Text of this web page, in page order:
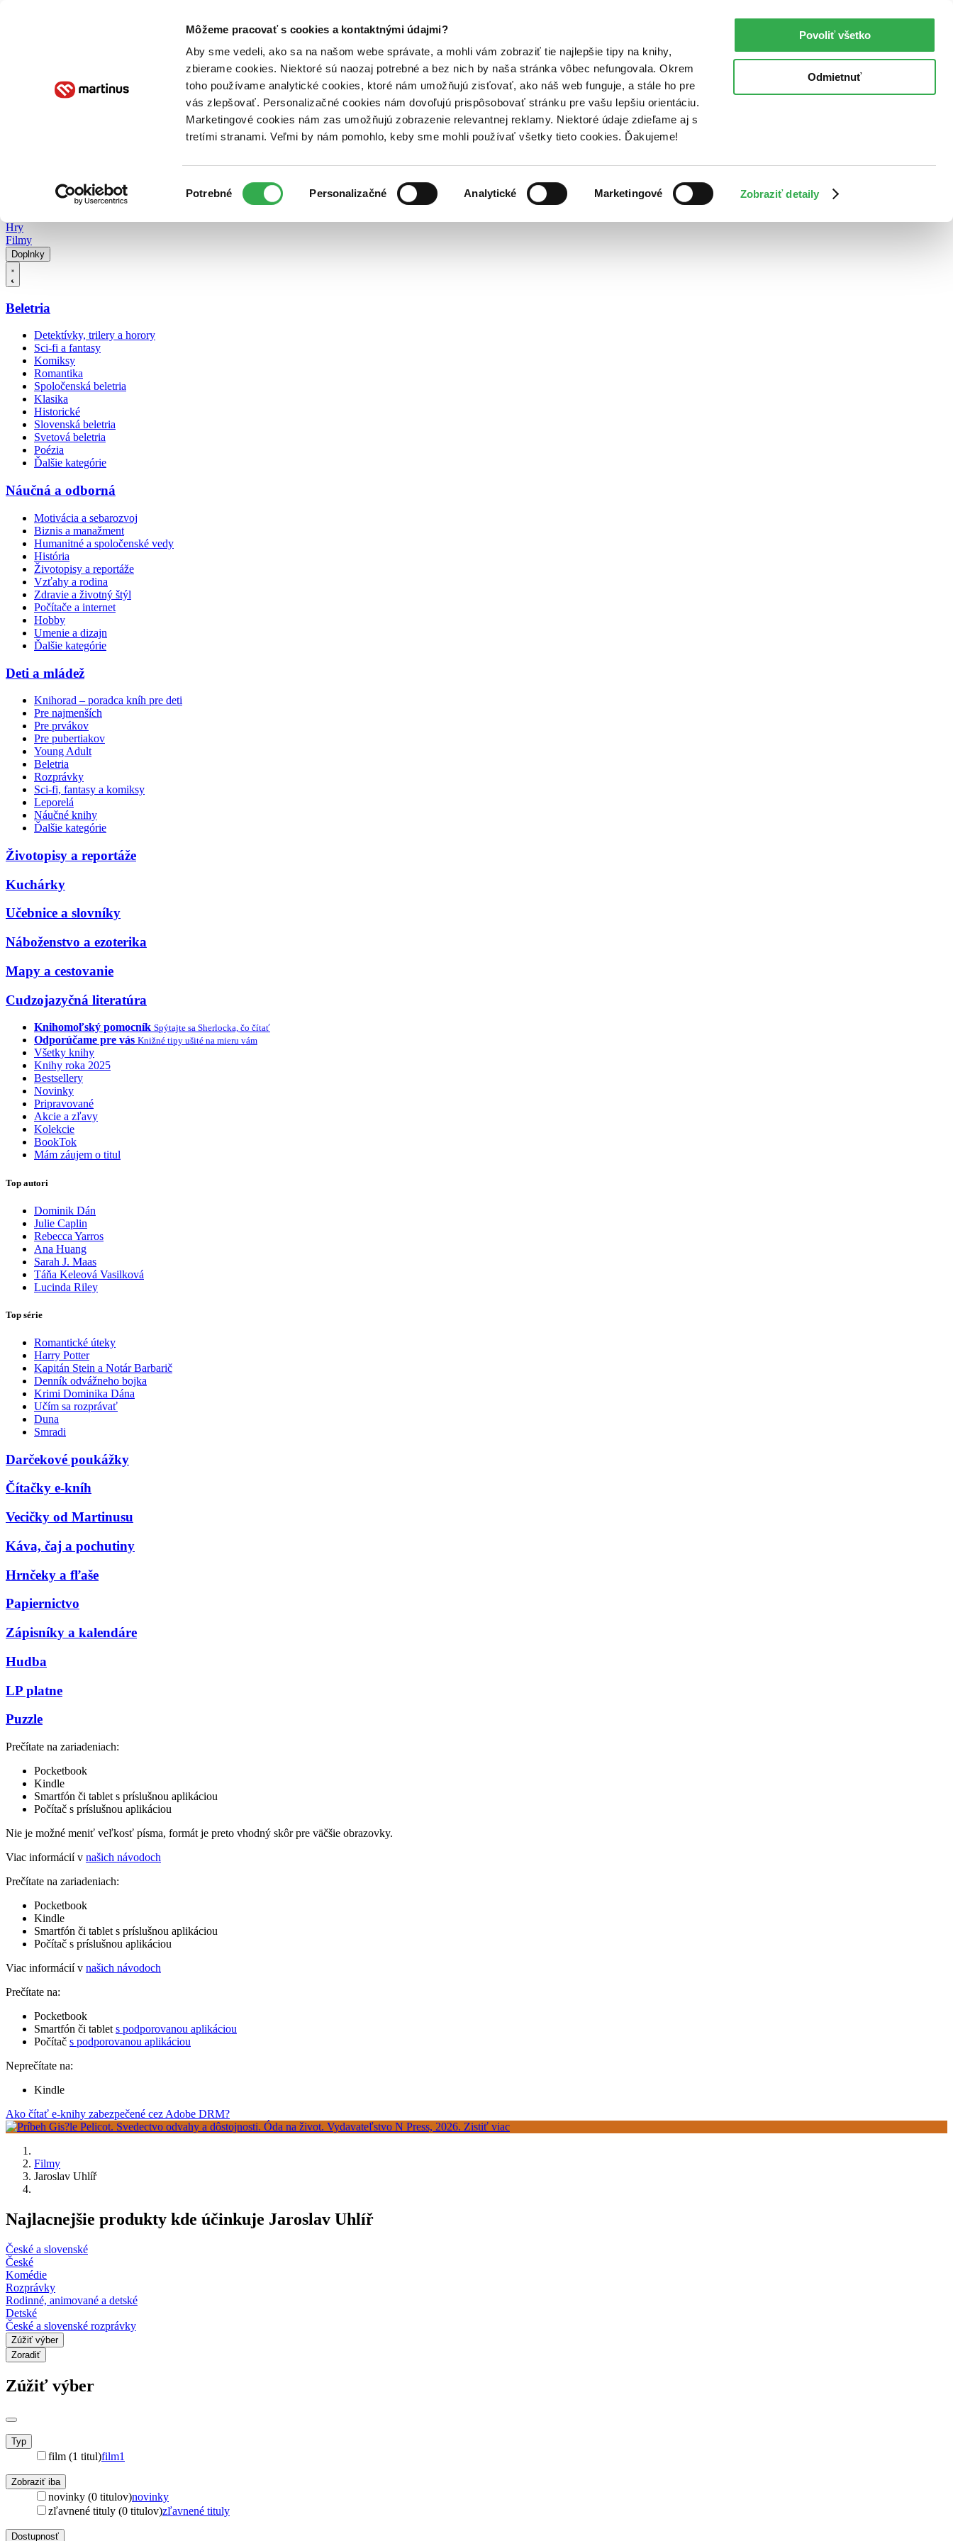
Môžeme pracovať s cookies a kontaktnými údajmi?
Aby sme vedeli, ako sa na našom webe správate, a mohli vám zobraziť tie najlepšie tipy na knihy,
zbierame cookies. Niektoré sú naozaj potrebné a bez nich by naša stránka vôbec nefungovala. Okrem
toho používame analytické cookies, ktoré nám umožňujú zisťovať, ako náš web funguje, a stále ho pre
vás zlepšovať. Personalizačné cookies nám dovoľujú prispôsobovať stránku pre vašu lepšiu orientáciu.
Marketingové cookies nám zas umožňujú zobrazenie relevantnej reklamy. Niektoré údaje zdieľame aj s
tretími stranami. Veľmi by nám pomohlo, keby sme mohli používať všetky tieto cookies. Ďakujeme!
súhlasu
Potrebné Personalizačné Analytické Marketingové Zobraziť detaily
Povoliť všetko
Odmietnuť
Poukážky Kontakt
Hry
Filmy
Doplnky
Beletria
Detektívky, trilery a horory
Sci-fi a fantasy
Komiksy
Romantika
Spoločenská beletria
Klasika
Historické
Slovenská beletria
Svetová beletria
Poézia
Ďalšie kategórie
Náučná a odborná
Motivácia a sebarozvoj
Biznis a manažment
Humanitné a spoločenské vedy
História
Životopisy a reportáže
Vzťahy a rodina
Zdravie a životný štýl
Počítače a internet
Hobby
Umenie a dizajn
Ďalšie kategórie
Deti a mládež
Knihorad – poradca kníh pre deti
Pre najmenších
Pre prvákov
Pre pubertiakov
Young Adult
Beletria
Rozprávky
Sci-fi, fantasy a komiksy
Leporelá
Náučné knihy
Ďalšie kategórie
Životopisy a reportáže
Kuchárky
Učebnice a slovníky
Náboženstvo a ezoterika
Mapy a cestovanie
Cudzojazyčná literatúra
Knihomoľský pomocník Spýtajte sa Sherlocka, čo čítať
Odporúčame pre vás Knižné tipy ušité na mieru vám
Všetky knihy
Knihy roka 2025
Bestsellery
Novinky
Pripravované
Akcie a zľavy
Kolekcie
BookTok
Mám záujem o titul
Top autori
Dominik Dán
Julie Caplin
Rebecca Yarros
Ana Huang
Sarah J. Maas
Táňa Keleová Vasilková
Lucinda Riley
Top série
Romantické úteky
Harry Potter
Kapitán Stein a Notár Barbarič
Denník odvážneho bojka
Krimi Dominika Dána
Učím sa rozprávať
Duna
Smradi
Darčekové poukážky
Čítačky e-kníh
Vecičky od Martinusu
Káva, čaj a pochutiny
Hrnčeky a fľaše
Papiernictvo
Zápisníky a kalendáre
Hudba
LP platne
Puzzle
Prečítate na zariadeniach:
Pocketbook
Kindle
Smartfón či tablet s príslušnou aplikáciou
Počítač s príslušnou aplikáciou
Nie je možné meniť veľkosť písma, formát je preto vhodný skôr pre väčšie obrazovky.
Viac informácií v našich návodoch
Prečítate na zariadeniach:
Pocketbook
Kindle
Smartfón či tablet s príslušnou aplikáciou
Počítač s príslušnou aplikáciou
Viac informácií v našich návodoch
Prečítate na:
Pocketbook
Smartfón či tablet s podporovanou aplikáciou
Počítač s podporovanou aplikáciou
Neprečítate na:
Kindle
Ako čítať e-knihy zabezpečené cez Adobe DRM?
Filmy
Jaroslav Uhlíř
Najlacnejšie produkty kde účinkuje Jaroslav Uhlíř
České a slovenské
České
Komédie
Rozprávky
Rodinné, animované a detské
Detské
České a slovenské rozprávky
Zúžiť výber
Zoradiť
Zúžiť výber
Typ
film (1 titul)film1
Zobraziť iba
novinky (0 titulov)novinky
zľavnené tituly (0 titulov)zľavnené tituly
Dostupnosť